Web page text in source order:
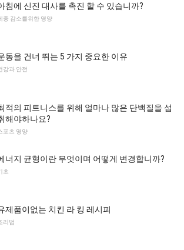
침에 신진 대사를 촉진 할 수 있습니까?
중 감소를위한 영양
동을 건너 뛰는 5 가지 중요한 이유
강과 안전
적의 피트니스를 위해 얼마나 많은 단백질을 섭
해야하나요?
포츠 영양
너지 균형이란 무엇이며 어떻게 변경합니까?
초
제품이없는 치킨 라 킹 레시피
리법